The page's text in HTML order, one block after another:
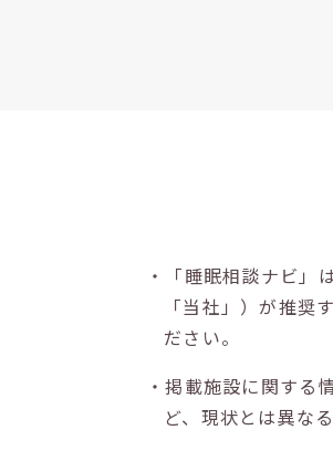
・「睡眠相談ナビ」
「当社」）が推
ださい。
・掲載施設に関する
ど、現状とは異な